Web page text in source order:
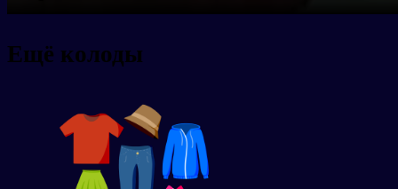
Ещё колоды